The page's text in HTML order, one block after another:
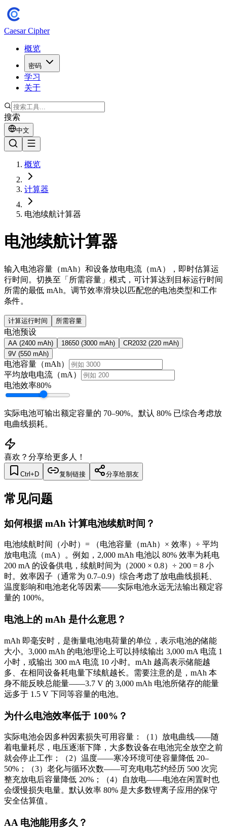
Caesar Cipher
概览
密码
学习
关于
搜索
中文
概览
计算器
电池续航计算器
电池续航计算器
输入电池容量（mAh）和设备放电电流（mA），即时估算运
行时间。切换至「所需容量」模式，可计算达到目标运行时间
所需的最低 mAh。调节效率滑块以匹配您的电池类型和工作
条件。
计算运行时间 所需容量
电池预设
AA (2400 mAh) 18650 (3000 mAh)
CR2032 (220 mAh)
9V (550 mAh)
电池容量（mAh）
平均放电电流（mA）
电池效率80%
实际电池可输出额定容量的 70–90%。默认 80% 已综合考虑放
电曲线损耗。
喜欢？分享给更多人！
Ctrl+D 复制链接 分享给朋友
常见问题
如何根据 mAh 计算电池续航时间？
电池续航时间（小时）= （电池容量（mAh）× 效率）÷ 平均
放电电流（mA）。例如，2,000 mAh 电池以 80% 效率为耗电
200 mA 的设备供电，续航时间为（2000 × 0.8）÷ 200 = 8 小
时。效率因子（通常为 0.7–0.9）综合考虑了放电曲线损耗、
温度影响和电池老化等因素——实际电池永远无法输出额定容
量的 100%。
电池上的 mAh 是什么意思？
mAh 即毫安时，是衡量电池电荷量的单位，表示电池的储能
大小。3,000 mAh 的电池理论上可以持续输出 3,000 mA 电流 1
小时，或输出 300 mA 电流 10 小时。mAh 越高表示储能越
多、在相同设备耗电量下续航越长。需要注意的是，mAh 本
身不能反映总能量——3.7 V 的 3,000 mAh 电池所储存的能量
远多于 1.5 V 下同等容量的电池。
为什么电池效率低于 100%？
实际电池会因多种因素损失可用容量：（1）放电曲线——随
着电量耗尽，电压逐渐下降，大多数设备在电池完全放空之前
就会停止工作；（2）温度——寒冷环境可使容量降低 20–
50%；（3）老化与循环次数——可充电电芯约经历 500 次完
整充放电后容量降低 20%；（4）自放电——电池在闲置时也
会缓慢损失电量。默认效率 80% 是大多数锂离子应用的保守
安全估算值。
AA 电池能用多久？